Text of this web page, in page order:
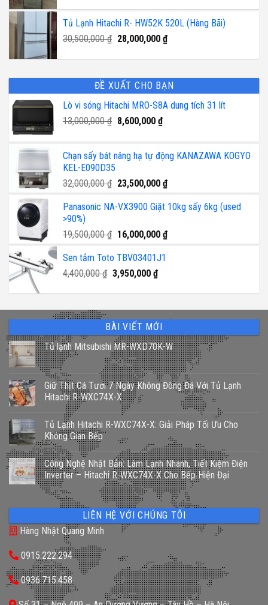
là:
36,000,000 ₫.
tại
là:
34,000,000 ₫.
Tủ Lạnh Hitachi R- HW52K 520L (Hàng Bãi)
30,500,000₫ Giá
là:
30,500,000 ₫.
28,000,000 ₫Giá
tại
là:
28,000,000 ₫.
ĐỀ XUẤT CHO BẠN
Lò vi sóng Hitachi MRO-S8A dung tích 31 lít
13,000,000₫ Giá
là:
13,000,000 ₫.
8,600,000 ₫Giá
tại
là:
Chạn sấy bát nâng hạ tự động KANAZAWA KOGYO
KEL-E090D35
32,000,000₫ Giá
gốc
là:
23,500,000 ₫Giá
hiện
tại
23,500,000 ₫.
Panasonic NA-VX3900 Giặt 10kg sấy 6kg (used
>90%)
19,500,000₫ Giá
gốc
là:
19,500,000 ₫.
16,000,000 ₫Giá
hiện
Sen tắm Toto TBV03401J1
4,400,000₫ Giá
là:
4,400,000 ₫.
3,950,000 ₫Giá
tại
là:
3,950,000 ₫.
BÀI VIẾT MỚI
Tủ lạnh Mitsubishi MR-WXD70K-W
Giữ Thịt Cá Tươi 7 Ngày Không Đông Đá Với Tủ Lạnh
Hitachi R-WXC74X-X
Tủ Lạnh Hitachi R-WXC74X-X: Giải Pháp Tối Ưu Cho
Không Gian Bếp
Công Nghệ Nhật Bản: Làm Lạnh Nhanh, Tiết Kiệm Điện
Inverter – Hitachi R-WXC74X-X Cho Bếp Hiện Đại
LIÊN HỆ VỚI CHÚNG TÔI
Hàng Nhật Quang Minh
0915.222.294
0936.715.458